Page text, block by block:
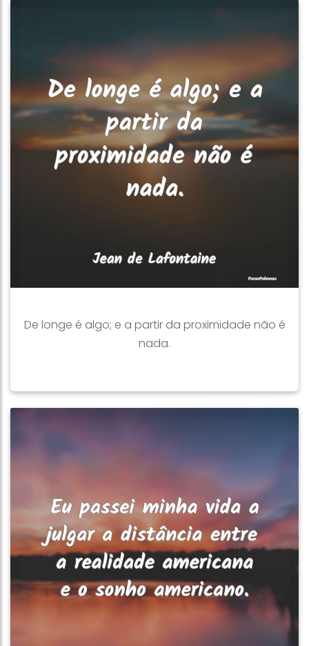
De longe é algo; e a partir da proximidade não é
nada.